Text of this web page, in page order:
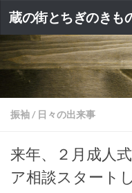
振袖/ 日々の出来事
来年、２月成人
ア相談スタート